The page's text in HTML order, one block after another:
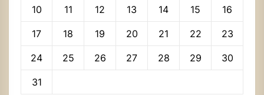
10 11 12 13 14 15 16
17 18 19 20 21 22 23
24 25 26 27 28 29 30
31